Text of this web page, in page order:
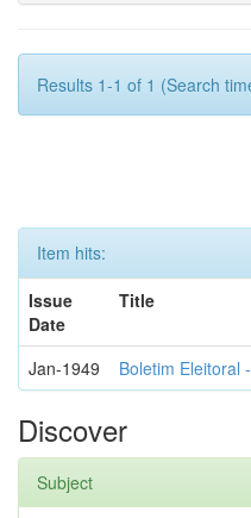
Results 1-1 of 1 (Search
Item hits:
Issue
Date
Title
Jan-1949 Boletim Eleitoral
Discover
Subject